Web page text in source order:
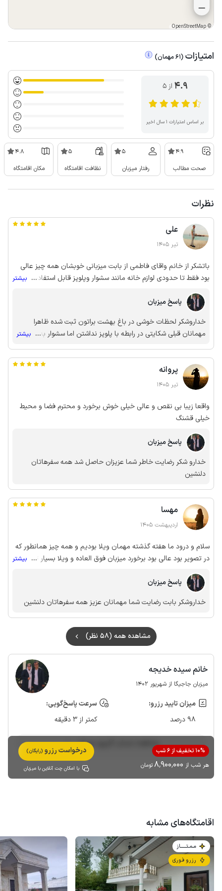
©
OpenStreetMap
امتیازات (
61مهمان)
4.9 از ۵
بر اساس امتیازات ۱ سال اخیر
4.9
صحت مطالب
5
رفتار میزبان
5
نظافت اقامتگاه
4.8
مکان اقامتگاه
نظرات
علی
تیر 1405
باتشکر از خانم واقای فاطمی از بابت میزبانی خوبشان همه چیز عالی
بود فقط تا حدودی لوازم خانه مانند سشوار وپلوپز قابل استفاده نبودن
تمام این موارد جزیی بوده وما سه شب خوب را در ویلا باغ بهشت
داشتیم ودر نهایت مجدد از شخصیت خوب وبرخورد محترمانه آقا
وخانم فاطمی تشکر می کنیم
... بیشتر
پاسخ میزبان
خداروشکر لحظات خوشی در باغ بهشت براتون ثبت شده ظاهرا
مهمانان قبلی شکایتی در رابطه با پلوپز نداشتن اما سشوار به همه
موهاست وحرفه ای نیست ومیز های آرایش به علت نظرات مهمانان
دیگر حذف شد تا فضای بیشتر برای چمدان و وسایل مهمانان باشد
نظراتتون گذاشتید
... بیشتر
پروانه
تیر 1405
واقعا زیبا بی نقص و عالی خیلی خوش برخورد و محترم فضا و محیط
خیلی قشنگ
پاسخ میزبان
خدارو شکر رضایت خاطر شما عزیزان حاصل شد همه سفرهاتان
دلنشین
مهسا
اردیبهشت 1405
سلام و درود ما هفته گذشته مهمان ویلا بودیم و همه چیز همانطور که
در تصویر بود عالی بود برخورد میزبان فوق العاده و ویلا بسیار تمیز بود
موقع تحویل داده شد حتی موقع برگشت هم گفتن اگر بخوایم میتونیم
پیشنهاد میشه
... بیشتر
پاسخ میزبان
خداروشکر بابت رضایت شما مهمانان عزیز همه سفرهاتان دلنشین
مشاهده همه (58 نظر)
خانم سیده خدیجه
میزبان جاجیگا از شهریور 1402
میزان تایید رزرو:
98 درصد
سرعت پاسخ‌گویی:
کمتر از 3 دقیقه
مشاهده حساب کاربری میزبان
10% تخفیف از 6 شب
هر شب از 8٬900٬000تومان
درخواست رزرو (رایگان)
با امکان چت آنلاین با میزبان
اقامتگاه‌های مشابه
مـمـتــــــاز
رزرو فوری